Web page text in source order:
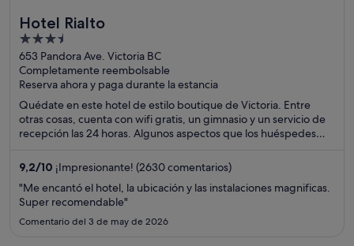
Hotel Rialto
3.5
out
of
5
653 Pandora Ave. Victoria BC
Completamente reembolsable
Reserva ahora y paga durante la estancia
Quédate en este hotel de estilo boutique de Victoria. Entre
otras cosas, cuenta con wifi gratis, un gimnasio y un servicio de
recepción las 24 horas. Algunos aspectos que los huéspedes
bar. Dos atracciones turísticas populares que se encuentran
cerca son Terminal de ferris Victoria Clipper y Puerto de Victoria.
9,2/10 ¡Impresionante! (2630 comentarios)
"Me encantó el hotel, la ubicación y las instalaciones magnificas.
Super recomendable"
Comentario del 3 de may de 2026